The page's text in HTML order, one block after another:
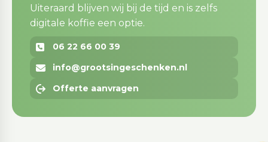
Uiteraard blijven wij bij de tijd en is zelfs
digitale koffie een optie.
06 22 66 00 39
info@grootsingeschenken.nl
Offerte aanvragen